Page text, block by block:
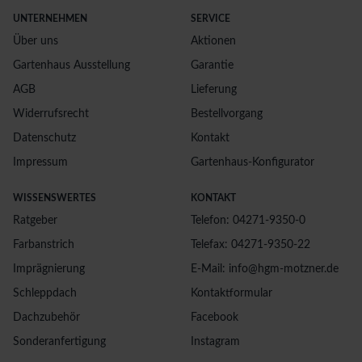
UNTERNEHMEN
Über uns
Gartenhaus Ausstellung
AGB
Widerrufsrecht
Datenschutz
Impressum
SERVICE
Aktionen
Garantie
Lieferung
Bestellvorgang
Kontakt
Gartenhaus-Konfigurator
WISSENSWERTES
Ratgeber
Farbanstrich
Imprägnierung
Schleppdach
Dachzubehör
Sonderanfertigung
KONTAKT
Telefon: 04271-9350-0
Telefax: 04271-9350-22
E-Mail: info@hgm-motzner.de
Kontaktformular
Facebook
Instagram